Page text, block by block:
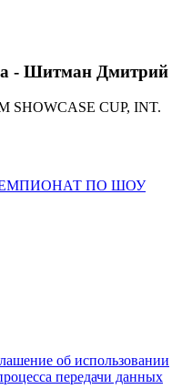
- Шитман Дмитрий
SHOWCASE CUP, INT.
ЧЕМПИОНАТ ПО ШОУ
об использовании
передачи данных